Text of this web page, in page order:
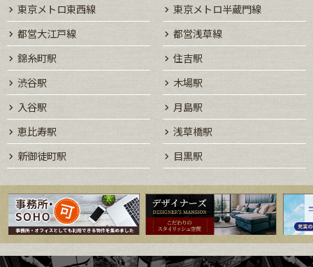
東京メトロ東西線
東京メトロ半蔵門線
都営大江戸線
都営浅草線
錦糸町駅
住吉駅
渋谷駅
木場駅
入谷駅
月島駅
恵比寿駅
浅草橋駅
新御徒町駅
目黒駅